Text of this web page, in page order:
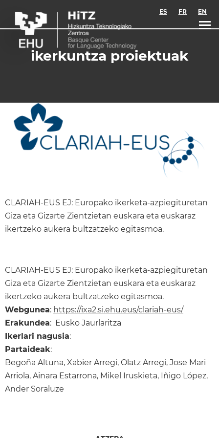
ES FR EN
ikerkuntza proiektuak
CLARIAH-EUS EJ: Europako ikerketa-azpiegituretan
Giza eta Gizarte Zientzietan euskara eta euskaraz
ikertzeko aukera bultzatzeko egitasmoa.
CLARIAH-EUS EJ: Europako ikerketa-azpiegituretan
Giza eta Gizarte Zientzietan euskara eta euskaraz
ikertzeko aukera bultzatzeko egitasmoa.
Webgunea: https://ixa2.si.ehu.eus/clariah-eus/
Erakundea: Eusko Jaurlaritza
Ikerlari nagusia:
Partaideak:
Begoña Altuna, Xabier Arregi, Olatz Arregi, Jose Mari
Arriola, Ainara Estarrona, Mikel Iruskieta, Iñigo López,
Ander Soraluze